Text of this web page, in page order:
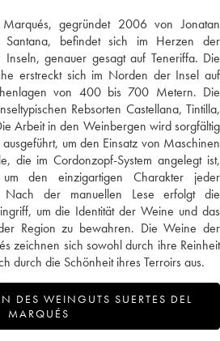
gegründet 2006 von Jonatan
Santana, befindet sich im Herzen der
Inseln, genauer gesagt auf Teneriffa. Die
erstreckt sich im Norden der Insel auf
von 400 bis 700 Metern. Die
Rebsorten Castellana, Tintilla,
Arbeit in den Weinbergen wird sorgfältig
um den Einsatz von Maschinen
die im Cordonzopf-System angelegt ist,
den einzigartigen Charakter jeder
Nach der manuellen Lese erfolgt die
um die Identität der Weine und das
Region zu bewahren. Die Weine der
zeichnen sich sowohl durch ihre Reinheit
durch die Schönheit ihres Terroirs aus.
DES WEINGUTS SUERTES DEL
MARQUÉS